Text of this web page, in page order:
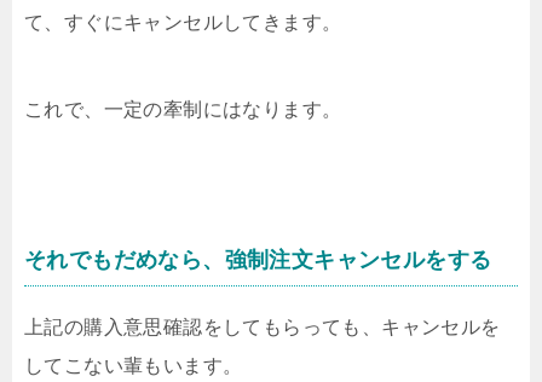
て、すぐにキャンセルしてきます。
これで、一定の牽制にはなります。
それでもだめなら、強制注文キャンセルをする
上記の購入意思確認をしてもらっても、キャンセルを
してこない輩もいます。